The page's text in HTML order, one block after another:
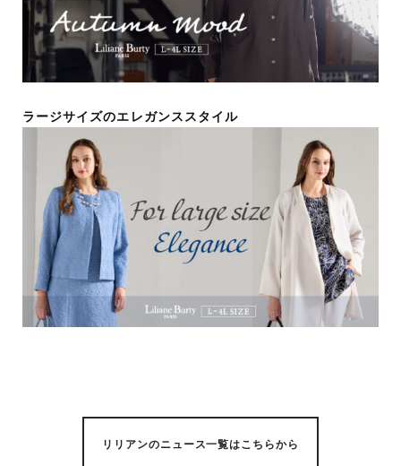
ラージサイズのエレガンススタイル
リリアンのニュース一覧はこちらから